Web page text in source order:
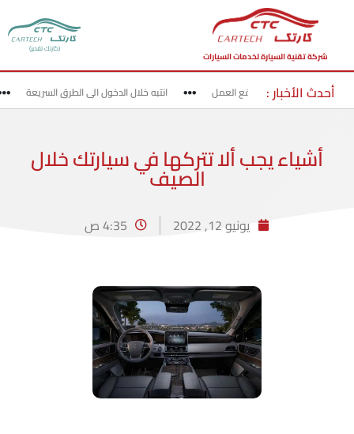
شركة تقنية السيارة لخدمات السيارات
(كارتك تقدير)
أحدث الأخبار :
قد بحذر في مناطق مواقع العمل انتبه خلال الدخول الى الطرق السريعة
أشياء يجب ألا تتركها في سيارتك خلال
الصيف
يونيو 12, 2022 4:35 ص